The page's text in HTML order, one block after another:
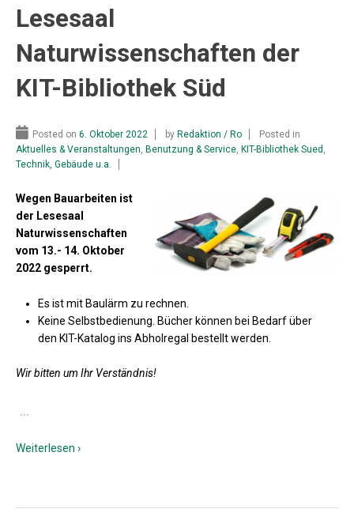
Lesesaal
Naturwissenschaften der
KIT-Bibliothek Süd
Posted on 6. Oktober 2022 by Redaktion / Ro
Posted in
Aktuelles & Veranstaltungen, Benutzung & Service, KIT-Bibliothek Sued ,
Technik, Gebäude u.a.
Wegen Bauarbeiten ist
der Lesesaal
Naturwissenschaften
vom 13.- 14. Oktober
2022 gesperrt.
Es ist mit Baulärm zu rechnen.
Keine Selbstbedienung. Bücher können bei Bedarf über
den KIT-Katalog ins Abholregal bestellt werden.
Wir bitten um Ihr Verständnis!
…
Weiterlesen ›